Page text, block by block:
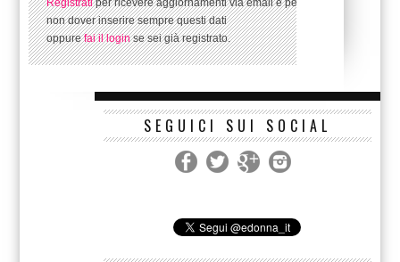
non dover inserire sempre questi dati
oppurefai il loginse sei già registrato.
SEGUICI SUI SOCIAL